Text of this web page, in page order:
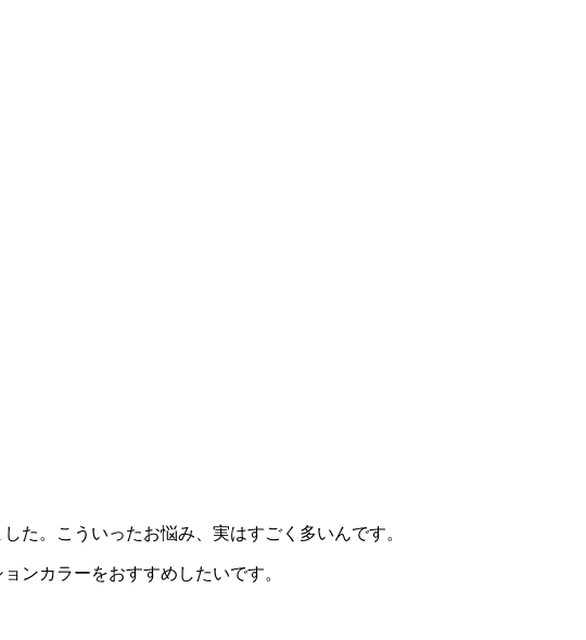
た。こういったお悩み、実はすごく多いんです。
ンカラーをおすすめしたいです。